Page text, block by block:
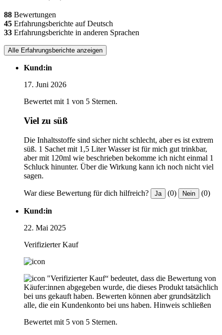
88 Bewertungen
45 Erfahrungsberichte auf Deutsch
33 Erfahrungsberichte in anderen Sprachen
Alle Erfahrungsberichte anzeigen
Kund:in
17. Juni 2026
Bewertet mit 1 von 5 Sternen.
Viel zu süß
Die Inhaltsstoffe sind sicher nicht schlecht, aber es ist extrem
süß. 1 Sachet mit 1,5 Liter Wasser ist für mich gut trinkbar,
aber mit 120ml wie beschrieben bekomme ich nicht einmal 1
Schluck hinunter. Über die Wirkung kann ich noch nicht viel
sagen.
War diese Bewertung für dich hilfreich? Ja (0) Nein (0)
Kund:in
22. Mai 2025
Verifizierter Kauf
"Verifizierter Kauf“ bedeutet, dass die Bewertung von
Käufer:innen abgegeben wurde, die dieses Produkt tatsächlich
bei uns gekauft haben. Bewerten können aber grundsätzlich
alle, die ein Kundenkonto bei uns haben. Hinweis schließen
Bewertet mit 5 von 5 Sternen.